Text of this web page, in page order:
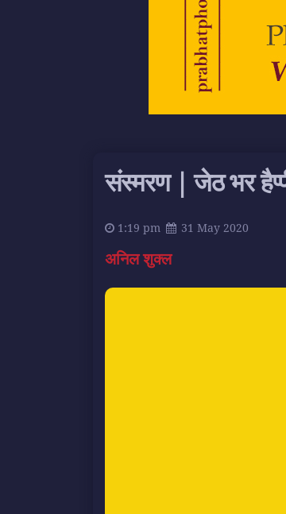
संस्मरण | जेठ भर
1:19 pm 31 May 2020
अनिल शुक्ल